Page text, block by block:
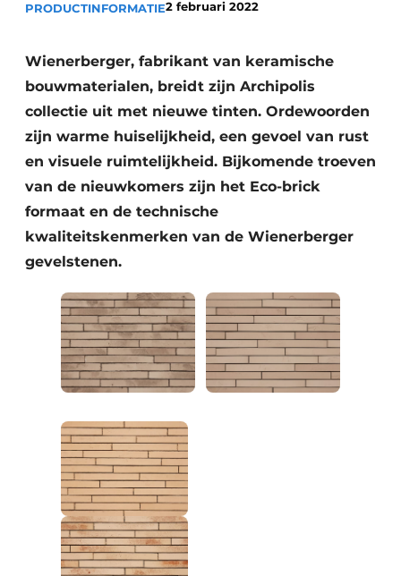
Video’s
Aanmelden
Bedrijven
Bedrijven
Beton & Staalbouw
BIM
Evenementen
Dak & Gevel
HVAC
Interieurarchitectuur
Renovatie
Software
Toegangscontrole
Veiligheid & Opleiding
PRODUCTINFORMATIE2 februari 2022
Wienerberger, fabrikant van keramische
bouwmaterialen, breidt zijn Archipolis
collectie uit met nieuwe tinten. Ordewoorden
zijn warme huiselijkheid, een gevoel van rust
en visuele ruimtelijkheid. Bijkomende troeven
van de nieuwkomers zijn het Eco-brick
formaat en de technische
kwaliteitskenmerken van de Wienerberger
gevelstenen.